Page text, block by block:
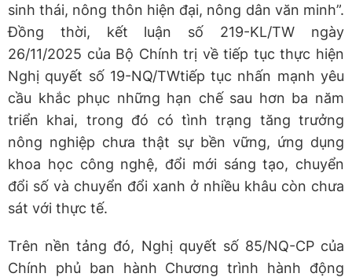
sinh thái, nông thôn hiện đại, nông dân văn minh”.
Đồng thời, kết luận số 219-KL/TW ngày
26/11/2025 của Bộ Chính trị về tiếp tục thực hiện
Nghị quyết số 19-NQ/TWtiếp tục nhấn mạnh yêu
cầu khắc phục những hạn chế sau hơn ba năm
triển khai, trong đó có tình trạng tăng trưởng
nông nghiệp chưa thật sự bền vững, ứng dụng
khoa học công nghệ, đổi mới sáng tạo, chuyển
đổi số và chuyển đổi xanh ở nhiều khâu còn chưa
sát với thực tế.
Trên nền tảng đó, Nghị quyết số 85/NQ-CP của
Chính phủ ban hành Chương trình hành động